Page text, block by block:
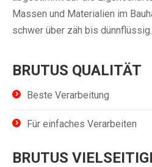
Massen und Materialien im
schwer über zäh bis dünnflüssig.
BRUTUS QUALITÄT
Beste Verarbeitung
Für einfaches Verarbeiten
BRUTUS